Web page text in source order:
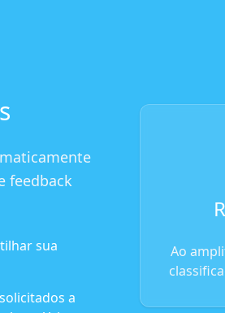
feedback
sua
a
Ao